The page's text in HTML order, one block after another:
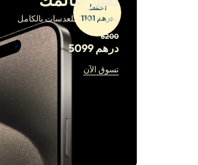
على اختيارنا للعدسات بالكامل
6200
درهم 5099
تسوق الآن
احفظ
درهم 1101